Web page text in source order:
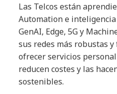
Las Telcos están
Automation e
GenAI, Edge, 5G y
sus redes más robustas
ofrecer servicios
reducen costes y las
sostenibles.